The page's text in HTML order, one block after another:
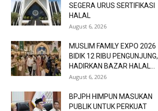
SEGERA URUS SERTIFIKASI
HALAL
August 6, 2026
MUSLIM FAMILY EXPO 2026
BIDIK 12 RIBU PENGUNJUNG,
HADIRKAN BAZAR HALAL...
August 6, 2026
BPJPH HIMPUN MASUKAN
PUBLIK UNTUK PERKUAT